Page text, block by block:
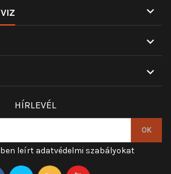



HÍRLEVÉL
ben leírt adatvédelmi szabályokat